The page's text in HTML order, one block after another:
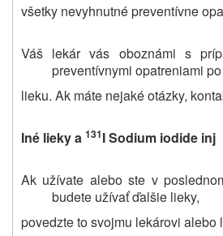
všetky nevyhnutné preventívne
Váš lekár vás oboznámi s
preventívnymi opatreniami
lieku. Ak máte nejaké otázky,
Iné lieky a 131I Sodium iodide inj
Ak užívate alebo ste v
budete užívať ďalšie lieky,
povedzte to svojmu lekárovi alebo